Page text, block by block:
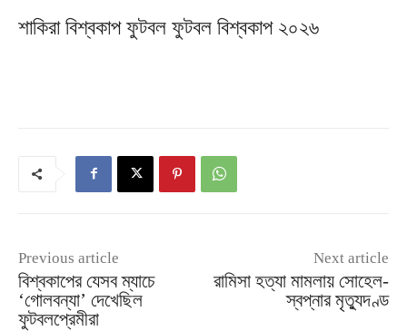
শাকিরা বিশ্বকাপ ফুটবল ফুটবল বিশ্বকাপ ২০২৬
Previous article
বিশ্বকাপের যেসব ম্যাচে
‘গোলবন্যা’ দেখেছিল
ফুটবলপ্রেমীরা
Next article
রামিসা হত্যা মামলায় সোহেল-
স্বপ্নার মৃত্যুদণ্ড